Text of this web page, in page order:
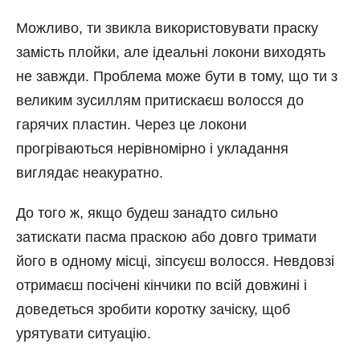
Можливо, ти звикла використовувати праску
замість плойки, але ідеальні локони виходять
не завжди. Проблема може бути в тому, що ти з
великим зусиллям притискаєш волосся до
гарячих пластин. Через це локони
прогріваються нерівномірно і укладання
виглядає неакуратно.
До того ж, якщо будеш занадто сильно
затискати пасма праскою або довго тримати
його в одному місці, зіпсуєш волосся. Невдовзі
отримаєш посічені кінчики по всій довжині і
доведеться зробити коротку зачіску, щоб
урятувати ситуацію.